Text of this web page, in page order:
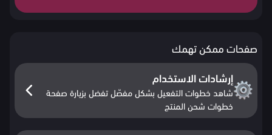
صفحات ممكن تهمك
إرشادات الاستخدام
شاهد خطوات التفعيل بشكل مفصّل تفضل بزيارة صفحة
خطوات شحن المنتج